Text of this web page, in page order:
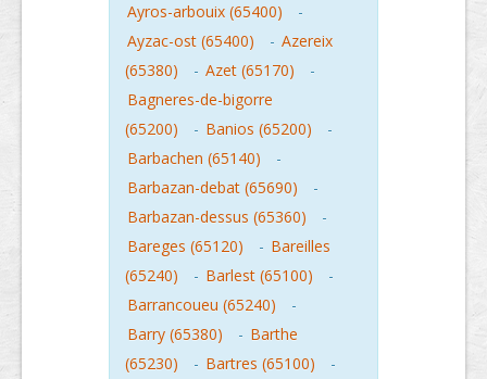
Ayros-arbouix (65400)
-
Ayzac-ost (65400)
- Azereix
(65380)
- Azet (65170)
-
Bagneres-de-bigorre
(65200)
- Banios (65200)
-
Barbachen (65140)
-
Barbazan-debat (65690)
-
Barbazan-dessus (65360)
-
Bareges (65120)
- Bareilles
(65240)
- Barlest (65100)
-
Barrancoueu (65240)
-
Barry (65380)
- Barthe
(65230)
- Bartres (65100)
-